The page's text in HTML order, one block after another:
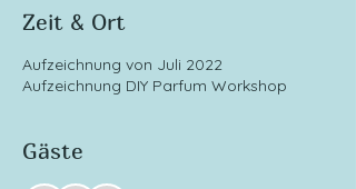
Zeit & Ort
Aufzeichnung von Juli 2022
Aufzeichnung DIY Parfum Workshop
Gäste